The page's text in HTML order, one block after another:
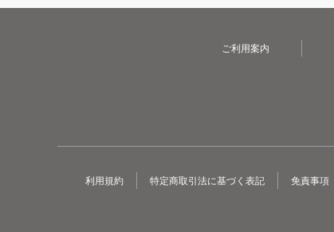
ご利用案内
利用規約 特定商取引法に基づく表記 免責事項